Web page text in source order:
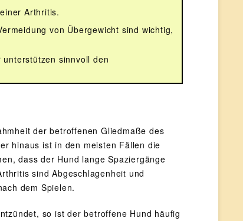
Arthritis.
von Übergewicht sind wichtig,
sinnvoll den
der betroffenen Gliedmaße des
hinaus ist in den meisten Fällen die
dass der Hund lange Spaziergänge
sind Abgeschlagenheit und
dem Spielen.
so ist der betroffene Hund häufig